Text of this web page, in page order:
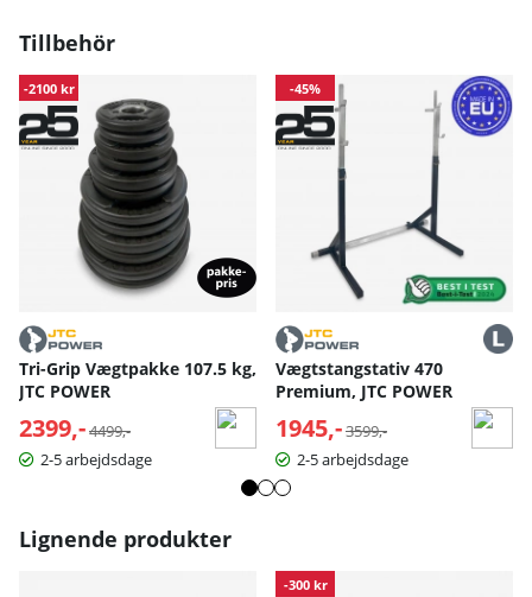
Tillbehör
-2100 kr
Tri-Grip Vægtpakke 107.5 kg,
JTC POWER
2399,- Normalpris:
4499,-
2-5 arbejdsdage
-45%
Vægtstangstativ 470
Premium, JTC POWER
1945,- Normalpris:
3599,-
2-5 arbejdsdage
Lignende produkter
-300 kr